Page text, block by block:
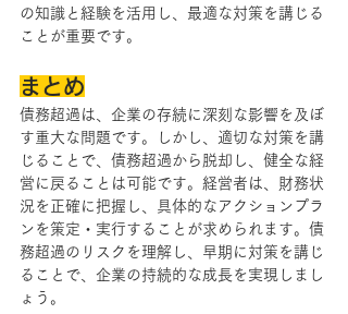
の知識と経験を活用し、最適な対策を講じる
ことが重要です。
まとめ
債務超過は、企業の存続に深刻な影響を及ぼ
す重大な問題です。しかし、適切な対策を講
じることで、債務超過から脱却し、健全な経
営に戻ることは可能です。経営者は、財務状
況を正確に把握し、具体的なアクションプラ
ンを策定・実行することが求められます。債
務超過のリスクを理解し、早期に対策を講じ
ることで、企業の持続的な成長を実現しまし
ょう。